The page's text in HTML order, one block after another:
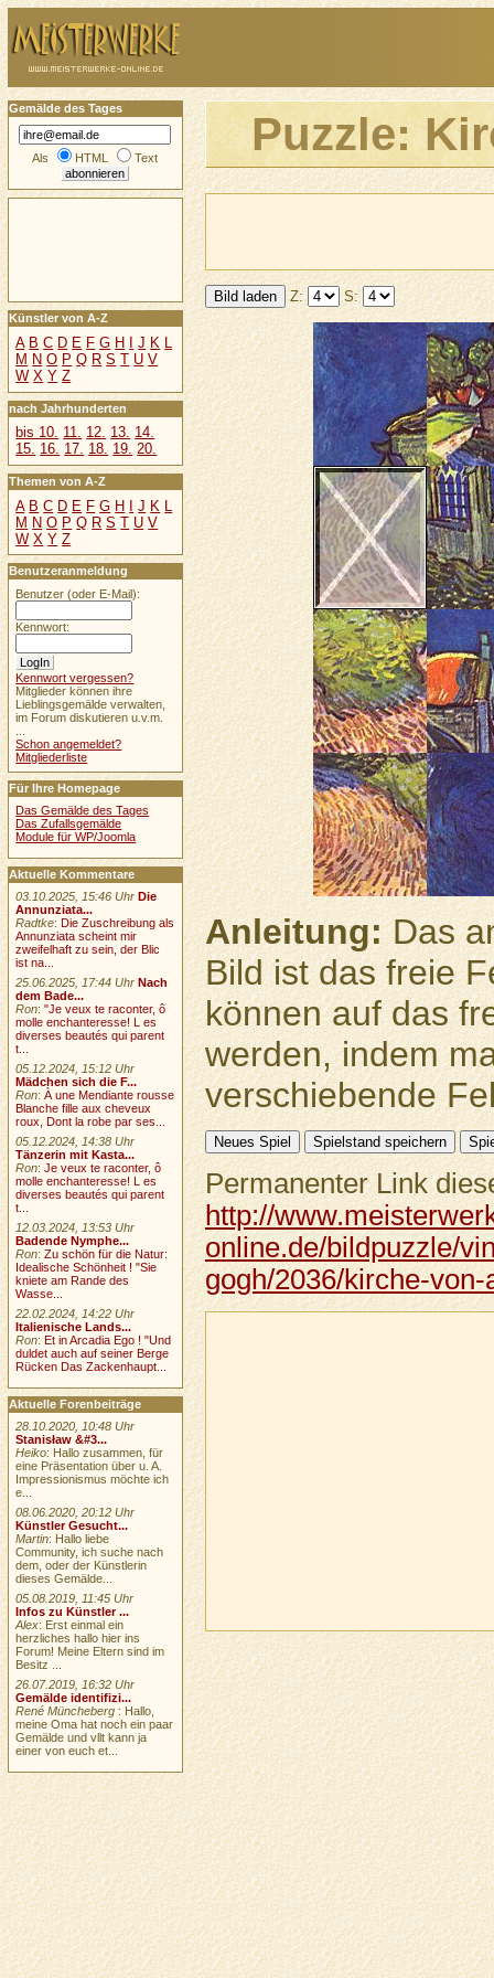
Puzzle:
Z: S:
Anleitung:Das
Bild ist das freie
können auf das
werden, indem
verschiebende
Permanenter Link
http://
online.de/bildpuzzle/
gogh/2036/kirche-
Gemälde des Tages
Als HTML Text
Künstler von A-Z
A B C D E F G H J K L
M N O P Q R S T U V
W X Y Z
nach Jahrhunderten
bis 10. 11. 12. 13. 14.
15. 16. 17. 18. 19. 20.
Themen von A-Z
A B C D E F G H I J K L
M N O P Q R S T U V
W X Y Z
Benutzeranmeldung
Benutzer (oder E-Mail):
Kennwort:
Kennwort vergessen?
Mitglieder können ihre
Lieblingsgemälde verwalten,
im Forum diskutieren u.v.m.
Schon angemeldet?
Mitgliederliste
Für Ihre Homepage
Das Gemälde des Tages
Das Zufallsgemälde
Module für WP/Joomla
Aktuelle Kommentare
03.10.2025, 15:46 Uhr Die
Annunziata...
Radtke: Die Zuschreibung als
Annunziata scheint mir
zweifelhaft zu sein, der Blic
ist na...
25.06.2025, 17:44 Uhr Nach
dem Bade...
Ron:"Je veux te raconter, ô
molle enchanteresse! L es
diverses beautés qui parent
t...
05.12.2024, 15:12 Uhr
Mädchen sich die F...
Ron:À une Mendiante rousse
Blanche fille aux cheveux
roux, Dont la robe par ses...
05.12.2024, 14:38 Uhr
Tänzerin mit Kasta...
Ron:Je veux te raconter, ô
molle enchanteresse! L es
diverses beautés qui parent
t...
12.03.2024, 13:53 Uhr
Badende Nymphe...
Ron:Zu schön für die Natur:
Idealische Schönheit ! "Sie
kniete am Rande des
Wasse...
22.02.2024, 14:22 Uhr
Italienische Lands...
Ron:Et in Arcadia Ego ! "Und
duldet auch auf seiner Berge
Rücken Das Zackenhaupt...
Aktuelle Forenbeiträge
28.10.2020, 10:48 Uhr
Stanisław &#3...
Heiko: Hallo zusammen, für
eine Präsentation über u. A.
Impressionismus möchte ich
e...
08.06.2020, 20:12 Uhr
Künstler Gesucht...
Martin: Hallo liebe
Community, ich suche nach
dem, oder der Künstlerin
dieses Gemälde...
05.08.2019, 11:45 Uhr
Infos zu Künstler ...
Alex: Erst einmal ein
herzliches hallo hier ins
Forum! Meine Eltern sind im
Besitz ...
26.07.2019, 16:32 Uhr
Gemälde identifizi...
René Müncheberg : Hallo,
meine Oma hat noch ein paar
Gemälde und vllt kann ja
einer von euch et...